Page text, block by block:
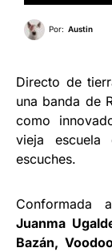
Por: Austin
Directo de
una banda de
como
vieja
escuches.
Conformada
Juanma
Bazán,